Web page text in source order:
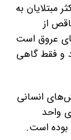
مبتلایان به
از
عروق است
و فقط گاهی
انسانی
واحد
بوده است.